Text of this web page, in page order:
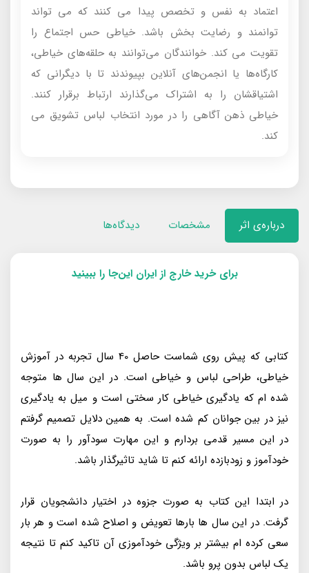
اعتماد به نفس و تخصص پیدا می کنند که می تواند
توانمند و رضایت بخش باشد. خیاطی حس اجتماع را
تقویت می کند. خوانندگان می‌توانند به حلقه‌های خیاطی،
کارگاه‌ها یا انجمن‌های آنلاین بپیوندند تا با دیگرانی که
اشتیاقشان را به اشتراک می‌گذارند ارتباط برقرار کنند.
خیاطی ذهن آگاهی را در مورد انتخاب لباس تشویق می
کند.
درباره‌ی اثر مشخصات دیدگاه‌ها
برای خرید خارج از ایران این‌جا را ببینید
کتابی که پیش روی شماست حاصل 40 سال تجربه در آموزش
خیاطی، طراحی لباس و خیاطی است. در این سال ها متوجه
شده ام که یادگیری خیاطی کار سختی است و میل به یادگیری
نیز در بین جوانان کم شده است. به همین دلایل تصمیم گرفتم
در این مسیر قدمی بردارم و این مهارت سودآور را به صورت
خودآموز و زودبازده ارائه کنم تا شاید تاثیرگذار باشد.
در ابتدا این کتاب به صورت جزوه در اختیار دانشجویان قرار
گرفت. در این سال ها بارها تعویض و اصلاح شده است و هر بار
سعی کرده ام بیشتر بر ویژگی خودآموزی آن تاکید کنم تا نتیجه
یک لباس بدون پرو باشد.